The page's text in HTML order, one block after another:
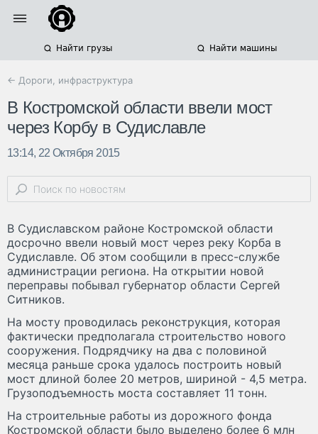
Найти грузы Найти машины
← Дороги, инфраструктура
В Костромской области ввели мост
через Корбу в Судиславле
13:14, 22 Октября 2015
В Судиславском районе Костромской области
досрочно ввели новый мост через реку Корба в
Судиславле. Об этом сообщили в пресс-службе
администрации региона. На открытии новой
переправы побывал губернатор области Сергей
Ситников.
На мосту проводилась реконструкция, которая
фактически предполагала строительство нового
сооружения. Подрядчику на два с половиной
месяца раньше срока удалось построить новый
мост длиной более 20 метров, шириной - 4,5 метра.
Грузоподъемность моста составляет 11 тонн.
На строительные работы из дорожного фонда
Костромской области было выделено более 6 млн